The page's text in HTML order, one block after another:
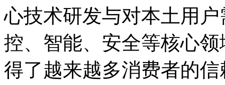
心技术研发与对本土用
控、智能、安全等核心
得了越来越多消费者的